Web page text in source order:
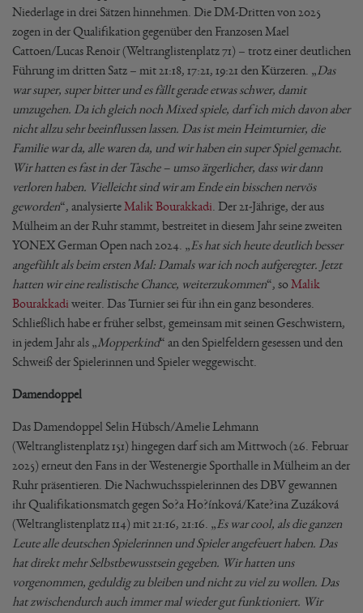
Niederlage in drei Sätzen hinnehmen. Die DM-Dritten von 2025
zogen in der Qualifikation gegenüber den Franzosen Mael
Cattoen/Lucas Renoir (Weltranglistenplatz 71) – trotz einer deutlichen
Führung im dritten Satz – mit 21:18, 17:21, 19:21 den Kürzeren. „Das
war super, super bitter und es fällt gerade etwas schwer, damit
umzugehen. Da ich gleich noch Mixed spiele, darf ich mich davon aber
nicht allzu sehr beeinflussen lassen. Das ist mein Heimturnier, die
Familie war da, alle waren da, und wir haben ein super Spiel gemacht.
Wir hatten es fast in der Tasche – umso ärgerlicher, dass wir dann
verloren haben. Vielleicht sind wir am Ende ein bisschen nervös
geworden“, analysierteMalik Bourakkadi . Der 21-Jährige, der aus
Mülheim an der Ruhr stammt, bestreitet in diesem Jahr seine zweiten
YONEX German Open nach 2024. „Es hat sich heute deutlich besser
angefühlt als beim ersten Mal: Damals war ich noch aufgeregter. Jetzt
hatten wir eine realistische Chance, weiterzukommen“, soMalik
Bourakkadi weiter. Das Turnier sei für ihn ein ganz besonderes.
Schließlich habe er früher selbst, gemeinsam mit seinen Geschwistern,
in jedem Jahr als „Mopperkind“ an den Spielfeldern gesessen und den
Schweiß der Spielerinnen und Spieler weggewischt.
Damendoppel
Das Damendoppel Selin Hübsch/Amelie Lehmann
(Weltranglistenplatz 151) hingegen darf sich am Mittwoch (26. Februar
2025) erneut den Fans in der Westenergie Sporthalle in Mülheim an der
Ruhr präsentieren. Die Nachwuchsspielerinnen des DBV gewannen
ihr Qualifikationsmatch gegen So?a Ho?ínková/Kate?ina Zuzáková
(Weltranglistenplatz 114) mit 21:16, 21:16. „Es war cool, als die ganzen
Leute alle deutschen Spielerinnen und Spieler angefeuert haben. Das
hat direkt mehr Selbstbewusstsein gegeben. Wir hatten uns
vorgenommen, geduldig zu bleiben und nicht zu viel zu wollen. Das
hat zwischendurch auch immer mal wieder gut funktioniert. Wir